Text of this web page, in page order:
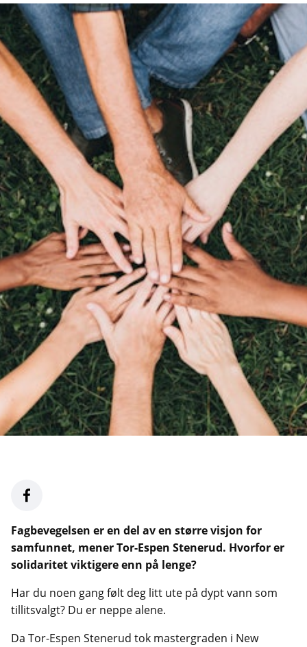
Fagbevegelsen er en del av en større visjon for
samfunnet, mener Tor-Espen Stenerud. Hvorfor er
solidaritet viktigere enn på lenge?
Har du noen gang følt deg litt ute på dypt vann som
tillitsvalgt? Du er neppe alene.
Da Tor-Espen Stenerud tok mastergraden i New